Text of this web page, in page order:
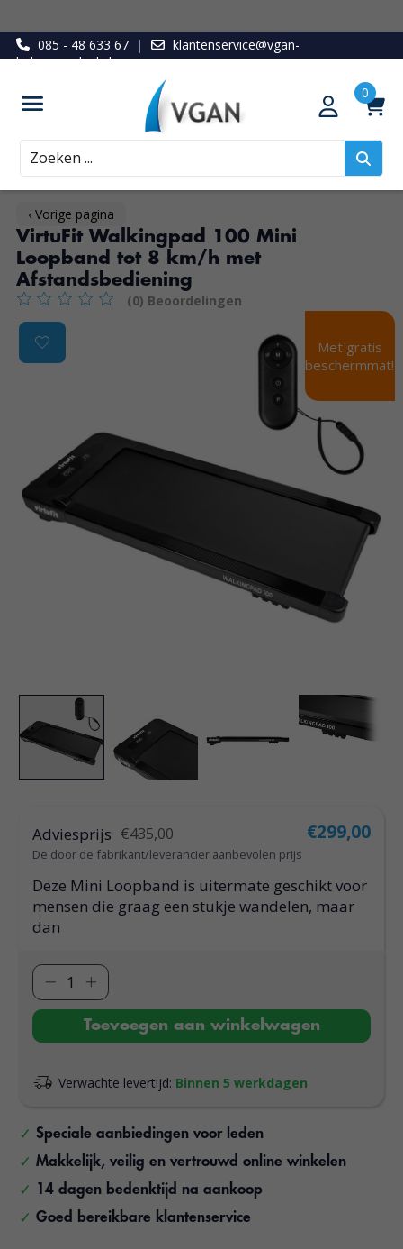
085 - 48 633 67 |
klantenservice@vgan-
ledenvoordeel.nl
Zoeken
‹ Vorige pagina
VirtuFit Walkingpad 100 Mini
Loopband tot 8 km/h met
Afstandsbediening
De beoordeling van dit product is0van de 5
(0) Beoordelingen
Product image slideshow Items
Met gratis
beschermmat!
Adviesprijs €435,00
De door de fabrikant/leverancier aanbevolen prijs
€299,00
Deze Mini Loopband is uitermate geschikt voor
mensen die graag een stukje wandelen, maar
dan
Toevoegen aan winkelwagen
Verwachte levertijd: Binnen 5 werkdagen
Speciale aanbiedingen voor leden
Makkelijk, veilig en vertrouwd online winkelen
14 dagen bedenktijd na aankoop
Goed bereikbare klantenservice